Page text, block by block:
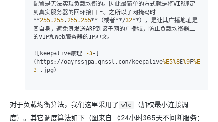
配置是无法实现负载均衡的。因此最简单的方式就是将VIP绑定
到真实服务器的回环接口上。之所以子网掩码时
**255.255.255.255**（或者**/32**），是让其广播地址是
其自身，避免其发送ARP到该子网的广播域，防止负载均衡器上
的VIP和Web服务器的IP冲突。
![keepalive原理 -3-]
(https://oayrssjpa.qnssl.com/keepalive%E5%8E%9F%E7
3-.jpg)
对于负载均衡算法，我们这里采用了 wlc
（加权最小连接调
度）。其它调度算法如下（图来自 《24小时365天不间断服务：